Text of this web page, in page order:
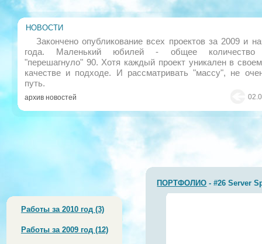
НОВОСТИ
Закончено опубликование всех проектов за 2009 и
года. Маленький юбилей - общее количество
"перешагнуло" 90. Хотя каждый проект уникален в
качестве и подходе. И рассматривать "массу", не
путь.
архив новостей
ПОРТФОЛИО - #26 Server
Работы за 2010 год (3)
Работы за 2009 год (12)